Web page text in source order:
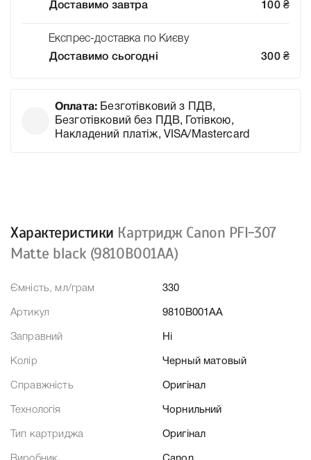
Доставимо завтра
100 ₴
Експрес-доставка по Києву
Доставимо сьогодні
300 ₴
Оплата: Безготівковий з ПДВ,
Безготівковий без ПДВ, Готівкою,
Накладений платіж, VISA/Mastercard
Характеристики Картридж Canon PFI-307
Matte black (9810B001AA)
Ємність, мл/грам 330
Артикул 9810B001AA
Заправний Ні
Колір Черный матовый
Справжність Оригінал
Технологія Чорнильний
Тип картриджа Оригінал